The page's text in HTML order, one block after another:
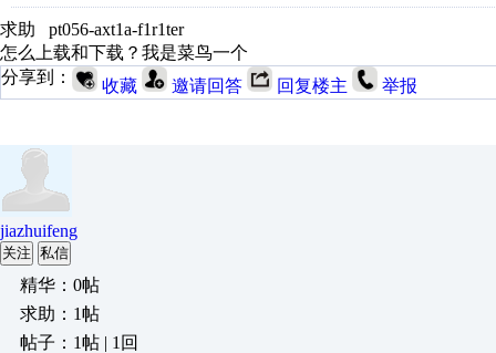
求助 pt056-axt1a-f1r1ter
怎么上载和下载？我是菜鸟一个
分享到：
收藏 邀请回答 回复楼主 举报
jiazhuifeng
关注 私信
精华：0帖
求助：1帖
帖子：1帖 | 1回